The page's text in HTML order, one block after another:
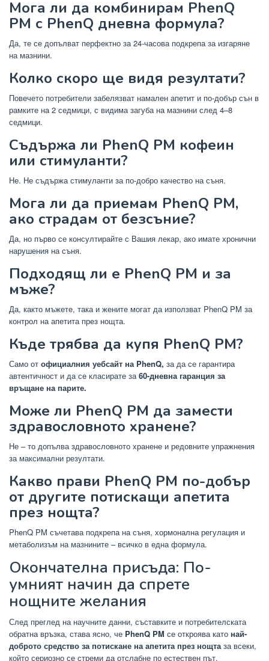
Мога ли да комбинирам PhenQ
PM с PhenQ дневна формула?
Да, те се допълват перфектно за 24-часова подкрепа за изгаряне
на мазнини.
Колко скоро ще видя резултати?
Повечето потребители забелязват намален апетит и по-добър сън в
рамките на 2 седмици, с видима загуба на мазнини след 4–8
седмици.
Съдържа ли PhenQ PM кофеин
или стимуланти?
Не. Не съдържа стимуланти за по-добро качество на съня.
Мога ли да приемам PhenQ PM,
ако страдам от безсъние?
Да, но първо се консултирайте с Вашия лекар, ако имате хронични
нарушения на съня.
Подходящ ли е PhenQ PM и за
мъже?
Да, както мъжете, така и жените могат да използват PhenQ PM за
контрол на апетита през нощта.
Къде трябва да купя PhenQ PM?
Само от официалния уебсайт на PhenQ, за да се гарантира
автентичност и да се класирате за 60-дневна гаранция за
връщане на парите.
Може ли PhenQ PM да замести
здравословното хранене?
Не – то допълва здравословното хранене и редовните упражнения
за максимални резултати.
Какво прави PhenQ PM по-добър
от другите потискащи апетита
през нощта?
PhenQ PM съчетава подкрепа на съня, хормонална регулация и
метаболизъм на мазнините – всичко в една формула.
Окончателна присъда: По-
умният начин да спрете
нощните желания
След преглед на научните данни, съставките и потребителската
обратна връзка, става ясно, че PhenQ PM се откроява като най-
доброто средство за потискане на апетита през нощта за всеки,
който сериозно се стреми да отслабне по естествен път.